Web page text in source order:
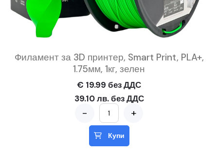
Филамент за 3D принтер, Smart Print, PLA+,
1.75мм, 1кг, зелен
€ 19.99 без ДДС
39.10 лв. без ДДС
- +
Купи